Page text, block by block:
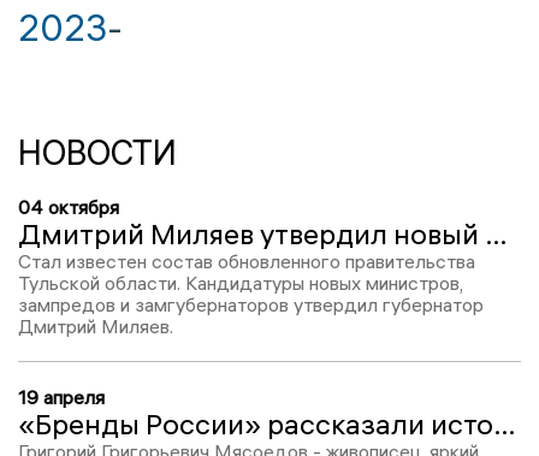
2023-
НОВОСТИ
04 октября
Дмитрий Миляев утвердил новый состав правительства Тульской области
Стал известен состав обновленного правительства
Тульской области. Кандидатуры новых министров,
зампредов и замгубернаторов утвердил губернатор
Дмитрий Миляев.
19 апреля
«Бренды России» рассказали историю живописца из Тульской губернии Григория Мясоедова
Григорий Григорьевич Мясоедов - живописец, яркий